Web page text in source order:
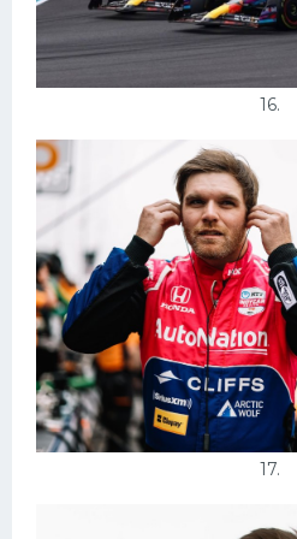
16.
17.